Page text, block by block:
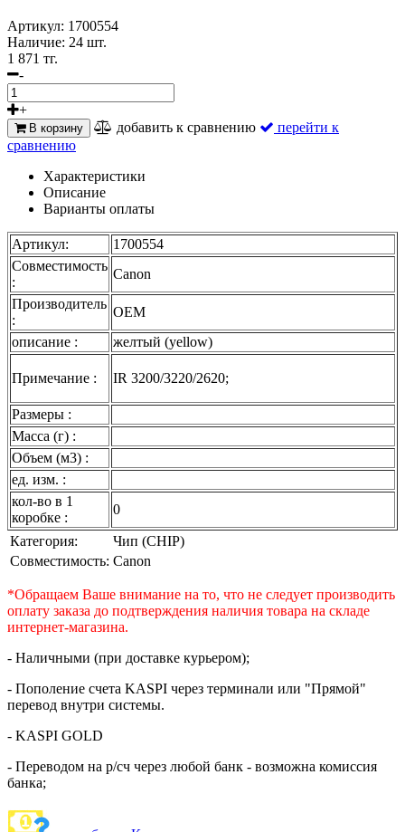
Артикул: 1700554
Наличие: 24 шт.
1 871 тг.
-
+
В корзину добавить к сравнению
перейти к
сравнению
Характеристики
Описание
Варианты оплаты
Артикул:
1700554
Совместимость
:
Canon
Производитель
:
OEM
описание :
желтый (yellow)
Примечание : IR 3200/3220/2620;
Размеры :
Масса (г) :
Объем (м3) :
ед. изм. :
кол-во в 1
коробке :
0
Категория:
Чип (CHIP)
Совместимость: Canon
*Обращаем Ваше внимание на то, что не следует производить
оплату заказа до подтверждения наличия товара на складе
интернет-магазина.
- Наличными (при доставке курьером);
- Пополение счета KASPI через терминали или "Прямой"
перевод внутри системы.
- KASPI GOLD
- Переводом на р/сч через любой банк - возможна комиссия
банка;